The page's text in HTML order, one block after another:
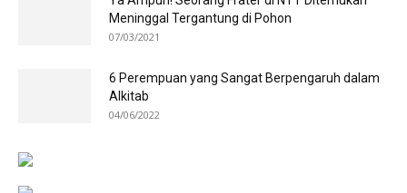
Meninggal Tergantung di Pohon
07/03/2021
6 Perempuan yang Sangat Berpengaruh dalam
Alkitab
04/06/2022